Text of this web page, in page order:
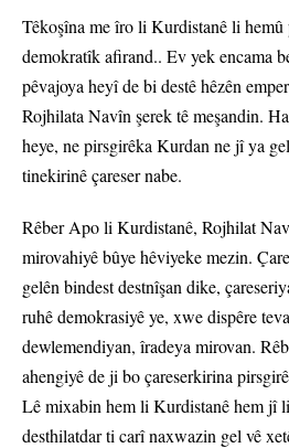
Têkoşîna me îro li Kurdistanê li hemû
demokratîk afirand.. Ev yek encama
pêvajoya heyî de bi destê hêzên
Rojhilata Navîn şerek tê meşandin.
heye, ne pirsgirêka Kurdan ne jî ya
tinekirinê çareser nabe.
Rêber Apo li Kurdistanê, Rojhilat
mirovahiyê bûye hêviyeke mezin.
gelên bindest destnîşan dike,
ruhê demokrasiyê ye, xwe dispêre
dewlemendiyan, îradeya mirovan.
ahengiyê de ji bo çareserkirina
Lê mixabin hem li Kurdistanê hem jî
desthilatdar ti carî naxwazin gel vê